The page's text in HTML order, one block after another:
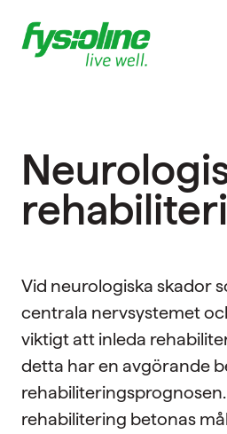
Vid neurologiska skador
centrala nervsystemet
viktigt att inleda
detta har en avgörande
rehabilitering betonas